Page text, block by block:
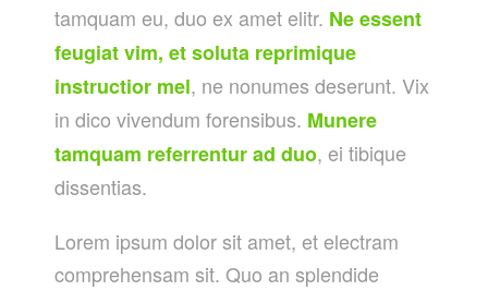
tamquam eu, duo ex amet elitr. Ne essent
feugiat vim, et soluta reprimique
instructior mel, ne nonumes deserunt. Vix
in dico vivendum forensibus. Munere
tamquam referrentur ad duo, ei tibique
dissentias.
Lorem ipsum dolor sit amet, et electram
comprehensam sit. Quo an splendide